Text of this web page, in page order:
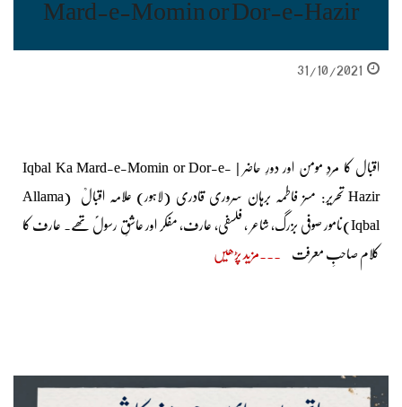
Mard-e-Momin or Dor-e-Hazir
31/10/2021
اقبال کا مردِ مومن اور دورِ حاضر | Iqbal Ka Mard-e-Momin or Dor-e-
Hazir تحریر: مسز فاطمہ برہان سروری قادری (لاہور) علامہ اقبالؒ (Allama
Iqbal)نامور صوفی بزرگ، شاعر ، فلسفی، عارف، مفکر اور عاشقِ رسولؐ تھے۔ عارف کا
کلام صاحبِ معرفت مزید پڑھیں